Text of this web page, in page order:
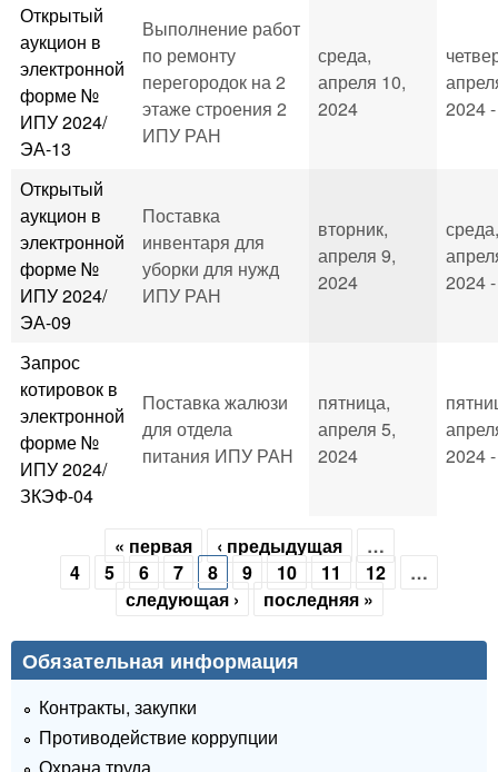
Открытый
аукцион в
электронной
форме №
ИПУ 2024/
ЭА-13
Выполнение работ
по ремонту
перегородок на 2
этаже строения 2
ИПУ РАН
среда,
апреля 10,
2024
2024
Открытый
аукцион в
электронной
форме №
ИПУ 2024/
ЭА-09
Поставка
инвентаря для
уборки для нужд
ИПУ РАН
вторник,
апреля 9,
2024
среда,
2024
Запрос
котировок в
электронной
форме №
ИПУ 2024/
ЗКЭФ-04
Поставка жалюзи
для отдела
питания ИПУ РАН
пятница,
апреля 5,
2024
2024
Страницы
« первая ‹ предыдущая
…
4
5 6 7 8 9 10 11 12
…
следующая ›
последняя »
Обязательная информация
Контракты, закупки
Противодействие коррупции